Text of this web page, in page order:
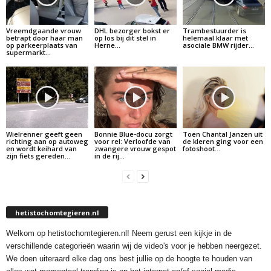
Vreemdgaande vrouw
betrapt door haar man
op parkeerplaats van
supermarkt…
DHL bezorger bokst er
op los bij dit stel in
Herne…
Trambestuurder is
helemaal klaar met
asociale BMW rijder…
Wielrenner geeft geen
richting aan op autoweg
en wordt keihard van
zijn fiets gereden…
Bonnie Blue-docu zorgt
voor rel: Verloofde van
zwangere vrouw gespot
in de rij…
Toen Chantal Janzen uit
de kleren ging voor een
fotoshoot…
hetistochomtegieren.nl
Welkom op hetistochomtegieren.nl! Neem gerust een kijkje in de
verschillende categorieën waarin wij de video's voor je hebben neergezet.
We doen uiteraard elke dag ons best jullie op de hoogte te houden van